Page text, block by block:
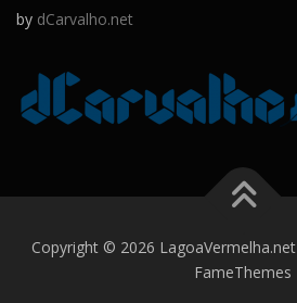
by dCarvalho.net
Copyright © 2026 LagoaVermelha.net
FameThemes